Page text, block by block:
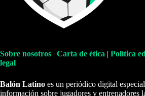
Sobre nosotros | Carta de ética | Política
legal
Balón Latino es un periódico digital
información sobre jugadores y entrenadores